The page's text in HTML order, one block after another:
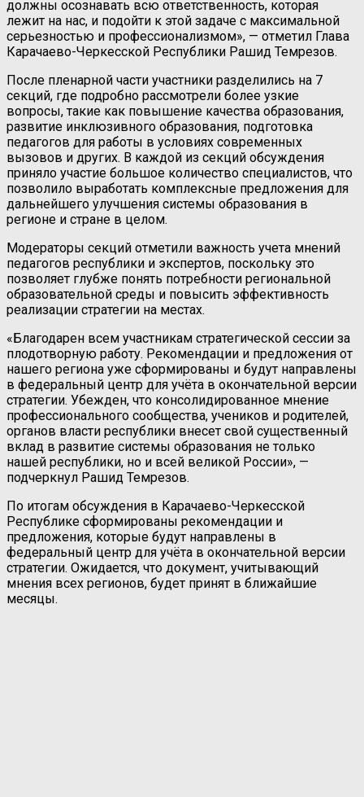
должны осознавать всю ответственность, которая
лежит на нас, и подойти к этой задаче с максимальной
серьезностью и профессионализмом», — отметил Глава
Карачаево-Черкесской Республики Рашид Темрезов.
После пленарной части участники разделились на 7
секций, где подробно рассмотрели более узкие
вопросы, такие как повышение качества образования,
развитие инклюзивного образования, подготовка
педагогов для работы в условиях современных
вызовов и других. В каждой из секций обсуждения
приняло участие большое количество специалистов, что
позволило выработать комплексные предложения для
дальнейшего улучшения системы образования в
регионе и стране в целом.
Модераторы секций отметили важность учета мнений
педагогов республики и экспертов, поскольку это
позволяет глубже понять потребности региональной
образовательной среды и повысить эффективность
реализации стратегии на местах.
«Благодарен всем участникам стратегической сессии за
плодотворную работу. Рекомендации и предложения от
нашего региона уже сформированы и будут направлены
в федеральный центр для учёта в окончательной версии
стратегии. Убежден, что консолидированное мнение
профессионального сообщества, учеников и родителей,
органов власти республики внесет свой существенный
вклад в развитие системы образования не только
нашей республики, но и всей великой России», —
подчеркнул Рашид Темрезов.
По итогам обсуждения в Карачаево-Черкесской
Республике сформированы рекомендации и
предложения, которые будут направлены в
федеральный центр для учёта в окончательной версии
стратегии. Ожидается, что документ, учитывающий
мнения всех регионов, будет принят в ближайшие
месяцы.